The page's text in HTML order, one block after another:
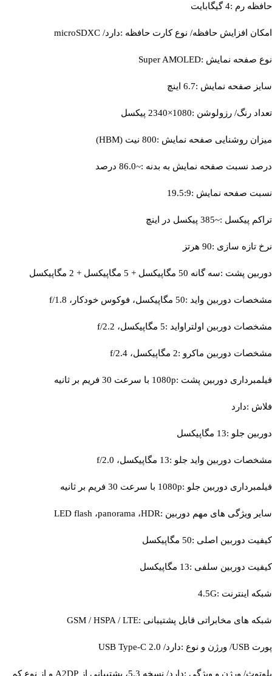
حافظه رم :4 گیگابایت
امکان افزایش حافظه/ نوع کارت حافظه :دارد/ microSDXC
نوع صفحه نمایش :Super AMOLED
سایز صفحه نمایش :6.7 اینچ
تعداد رنگ/ رزولوشن :1080×2340 پیکسل
میزان روشنایی صفحه نمایش :800 نیت (HBM)
درصد نسبت صفحه نمایش به بدنه :~86.0 درصد
نسبت صفحه نمایش :19.5:9
تراکم پیکسل :~385 پیکسل در اینچ
نرخ تازه‌ سازی :90 هرتز
دوربین پشت :سه گانه 50 مگاپیکسل + 5 مگاپیکسل + 2 مگاپیکسل
مشخصات دوربین واید :50 مگاپیکسل، فوکوس خودکار، f/1.8
مشخصات دوربین اولتراواید :5 مگاپیکسل، f/2.2
مشخصات دوربین ماکرو :2 مگاپیکسل، f/2.4
فیلمبرداری دوربین پشت :1080p با سرعت 30 فریم بر ثانیه
فلاش :دارد
دوربین جلو :13 مگاپیکسل
مشخصات دوربین واید جلو :13 مگاپیکسل، f/2.0
فیلمبرداری دوربین جلو :1080p با سرعت 30 فریم بر ثانیه
سایر ویژگی‌ های مهم دوربین :LED flash ،panorama ،HDR
کیفیت دوربین اصلی :50 مگاپیکسل
کیفیت دوربین سلفی :13 مگاپیکسل
شبکه اینترنت :4.5G
شبکه‌ های مخابراتی قابل پشتیبانی :GSM / HSPA / LTE
پورت USB/ ورژن و نوع :دارد/ USB Type-C 2.0
بلوتوث/ ورژن و ویژگی :دارد/ نسخه 5.3، پشتیبانی از A2DP و از نوع کم